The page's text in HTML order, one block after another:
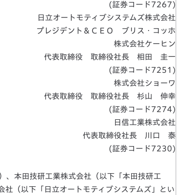
(証券コード7267)
日立オートモティブシステムズ株式会社
プレジデント＆ＣＥＯ ブリス・コッホ
株式会社ケーヒン
代表取締役 取締役社長 相田 圭一
(証券コード7251)
株式会社ショーワ
代表取締役 取締役社長 杉山 伸幸
(証券コード7274)
日信工業株式会社
代表取締役社長 川口 泰
(証券コード7230)
本田技研工業株式会社（以下「本田技研工
社（以下「日立オートモティブシステムズ」とい